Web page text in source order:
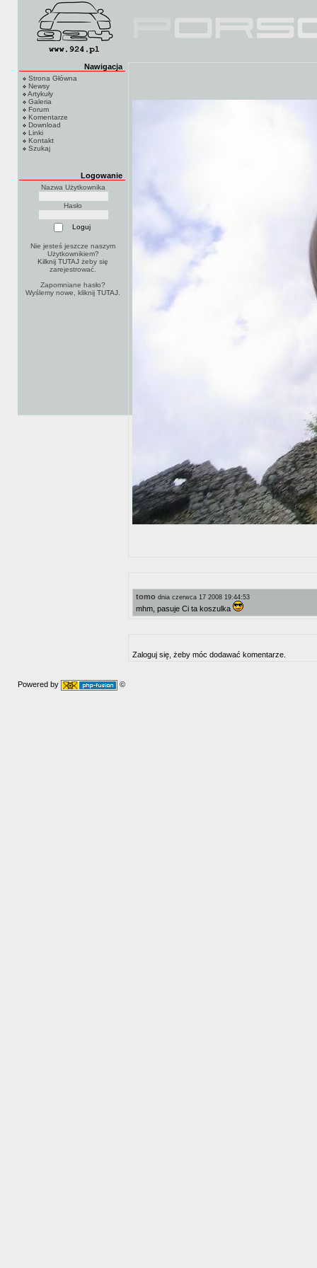
Nawigacja
Strona Główna
Newsy
Artykuły
Galeria
Forum
Komentarze
Download
Linki
Kontakt
Szukaj
Logowanie
Nazwa Użytkownika
Hasło
Nie jesteś jeszcze naszym
Użytkownikiem?
Kilknij TUTAJ żeby się
zarejestrować.
Zapomniane hasło?
Wyślemy nowe, kliknijTUTAJ
tomo dnia czerwca 17 2008 19:44:53
mhm, pasuje Ci ta koszulka
Zaloguj się, żeby móc dodawać komentarze.
Powered by ©